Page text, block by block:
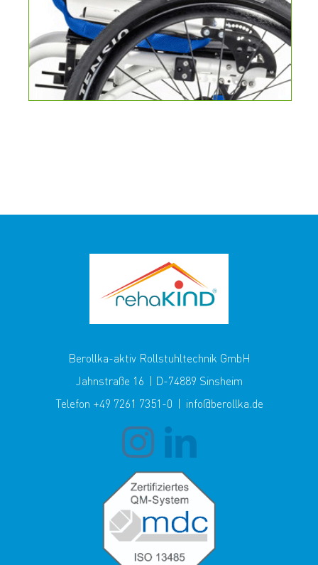
Berollka-aktiv Rollstuhltechnik GmbH
Jahnstraße 16 | D-74889 Sinsheim
Telefon +49 7261 7351-0 | info@berollka.de